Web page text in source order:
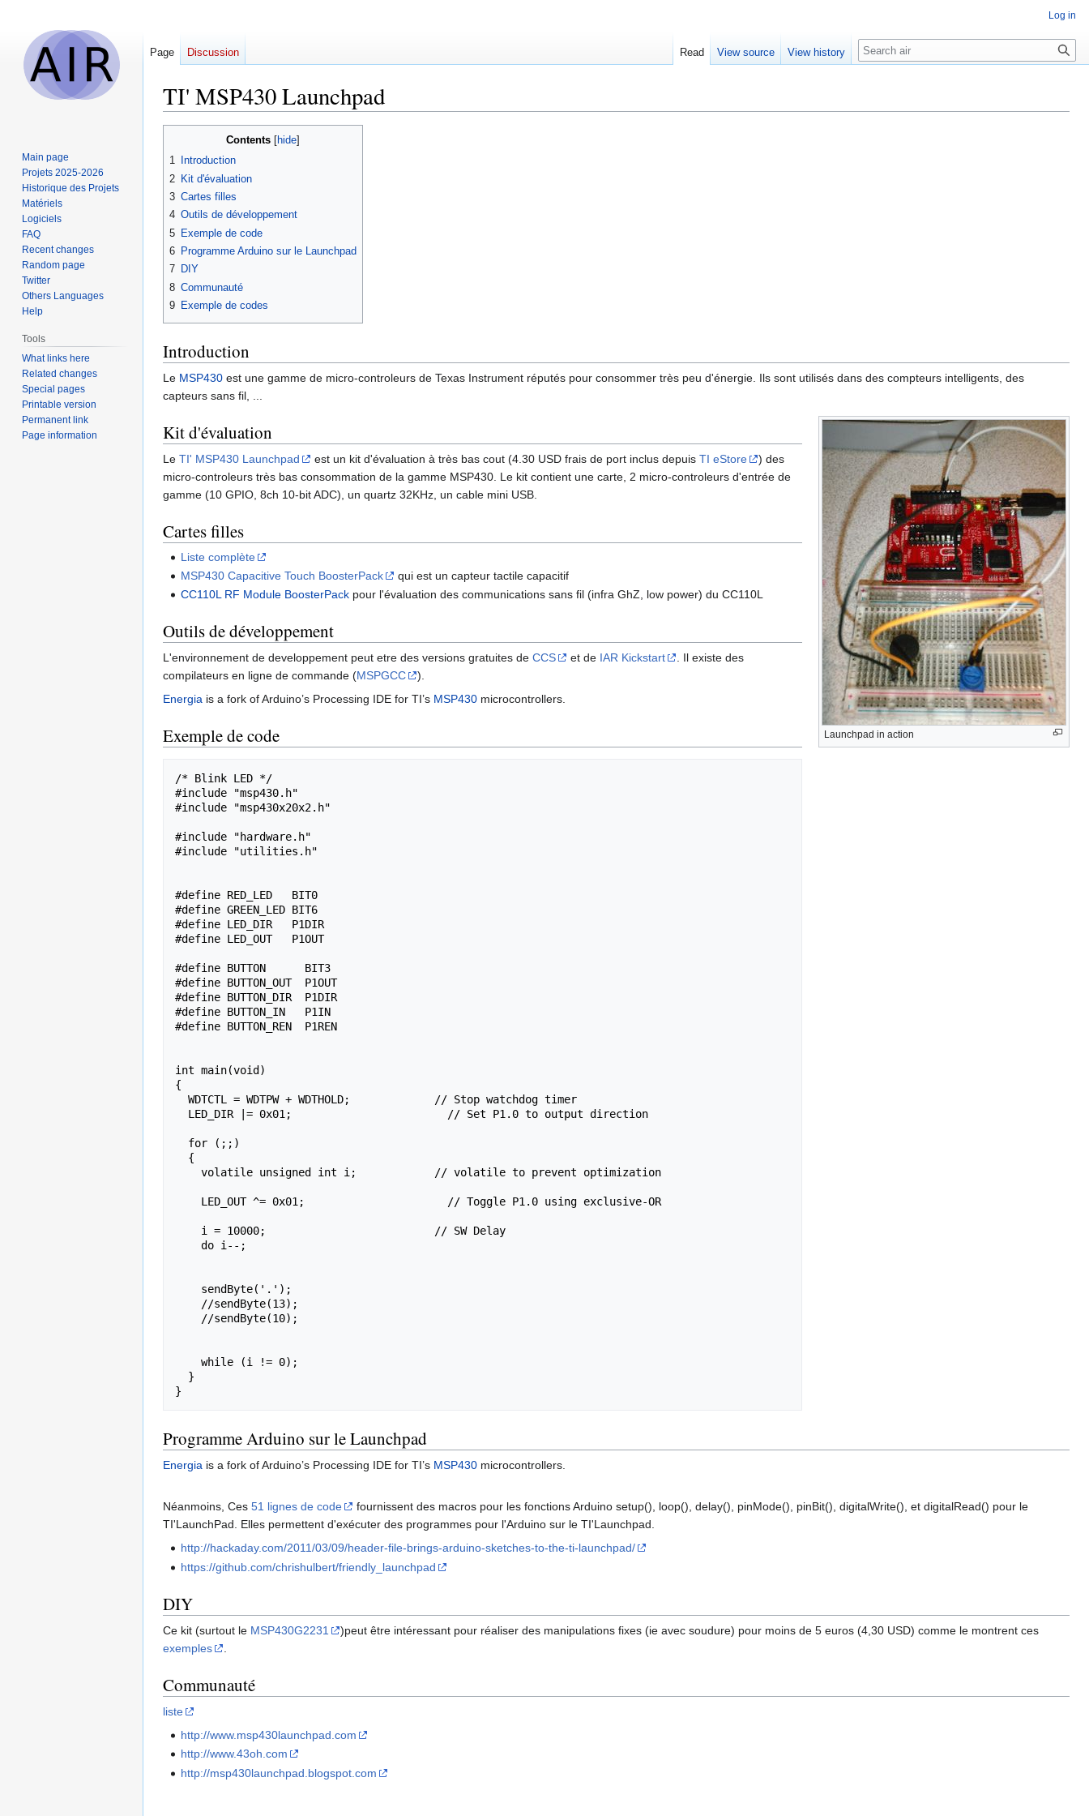
TI' MSP430 Launchpad
Contents
1
Introduction
2 Kit d'évaluation
3 Cartes filles
4 Outils de développement
5 Exemple de code
6 Programme Arduino sur le Launchpad
7 DIY
8 Communauté
9 Exemple de codes
Introduction
Le MSP430 est une gamme de micro-controleurs de Texas Instrument réputés pour consommer très peu d'énergie. Ils sont utilisés dans des compteurs intelligents, des
capteurs sans fil, ...
Launchpad in action
Kit d'évaluation
Le TI' MSP430 Launchpad est un kit d'évaluation à très bas cout (4.30 USD frais de port inclus depuis TI eStore
) des
micro-controleurs très bas consommation de la gamme MSP430. Le kit contient une carte, 2 micro-controleurs d'entrée de
gamme (10 GPIO, 8ch 10-bit ADC), un quartz 32KHz, un cable mini USB.
Cartes filles
Liste complète
MSP430 Capacitive Touch BoosterPack
qui est un capteur tactile capacitif
CC110L RF Module BoosterPack pour l'évaluation des communications sans fil (infra GhZ, low power) du CC110L
Outils de développement
L'environnement de developpement peut etre des versions gratuites de CCS et de IAR Kickstart
. Il existe des
compilateurs en ligne de commande (MSPGCC
).
Energia is a fork of Arduino’s Processing IDE for TI’s MSP430 microcontrollers.
Exemple de code
/* Blink LED */
#include "msp430.h"
#include "msp430x20x2.h"
#include "hardware.h"
#include "utilities.h"
#define RED_LED   BIT0
#define GREEN_LED BIT6
#define LED_DIR   P1DIR
#define LED_OUT   P1OUT
#define BUTTON      BIT3
#define BUTTON_OUT  P1OUT
#define BUTTON_DIR  P1DIR
#define BUTTON_IN   P1IN
#define BUTTON_REN  P1REN
int main(void)
{
Programme Arduino sur le Launchpad
Energia is a fork of Arduino’s Processing IDE for TI’s MSP430 microcontrollers.
Néanmoins, Ces 51 lignes de code
fournissent des macros pour les fonctions Arduino setup(), loop(), delay(), pinMode(), pinBit(), digitalWrite(), et digitalRead() pour le
TI'LaunchPad. Elles permettent d'exécuter des programmes pour l'Arduino sur le TI'Launchpad.
http://hackaday.com/2011/03/09/header-file-brings-arduino-sketches-to-the-ti-launchpad/
https://github.com/chrishulbert/friendly_launchpad
DIY
Ce kit (surtout le MSP430G2231
)peut être intéressant pour réaliser des manipulations fixes (ie avec soudure) pour moins de 5 euros (4,30 USD) comme le montrent ces
exemples
Communauté
liste
http://www.msp430launchpad.com
http://www.43oh.com
http://msp430launchpad.blogspot.com
Log in
Page Discussion Read View source View history Search
Main page
Projets 2025-2026
Historique des Projets
Matériels
Logiciels
FAQ
Recent changes
Random page
Twitter
Others Languages
Help
Tools
What links here
Related changes
Special pages
Printable version
Permanent link
Page information